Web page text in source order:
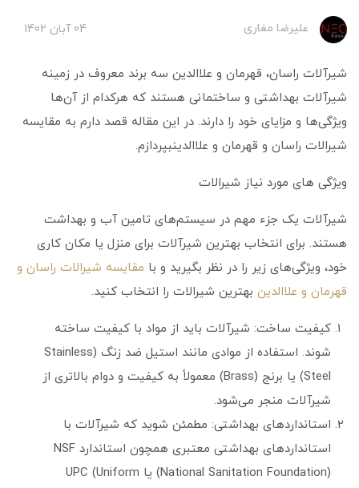
علیرضا مغاری 04 آبان 1402
شیرآلات راسان، قهرمان و علاالدین سه برند معروف در زمینه
شیرآلات بهداشتی و ساختمانی هستند که هرکدام از آن‌ها
ویژگی‌ها و مزایای خود را دارند. در این مقاله قصد دارم به مقایسه
شیرالات راسان و قهرمان و علاالدینبپردازم.
ویژگی های مورد نیاز شیرالات
شیرآلات یک جزء مهم در سیستم‌های تامین آب و بهداشت
هستند. برای انتخاب بهترین شیرآلات برای منزل یا مکان کاری
خود، ویژگی‌های زیر را در نظر بگیرید و با مقایسه شیرالات راسان و
قهرمان و علاالدین بهترین شیرالات را انتخاب کنید.
کیفیت ساخت: شیرآلات باید از مواد با کیفیت ساخته
شوند. استفاده از موادی مانند استیل ضد زنگ (Stainless
Steel) یا برنج (Brass) معمولاً به کیفیت و دوام بالاتری از
شیرآلات منجر می‌شود.
استانداردهای بهداشتی: مطمئن شوید که شیرآلات با
استانداردهای بهداشتی معتبری همچون استاندارد NSF
(National Sanitation Foundation) یا UPC (Uniform